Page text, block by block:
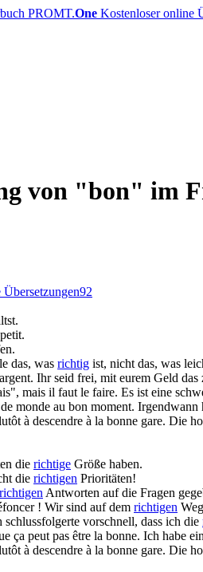
PROMT.One Kostenloser online
von "bon" im
Übersetzungen92
das, was richtig ist, nicht das, was
Ihr seid frei, mit eurem Geld das
mais il faut le faire. Es ist eine
monde au bon moment. Irgendwann
à descendre à la bonne gare. Die
die richtige Größe haben.
die richtigen Prioritäten!
richtigen Antworten auf die Fragen
! Wir sind auf dem richtigen
schlussfolgerte vorschnell, dass ich die
ça peut pas être la bonne. Ich habe
à descendre à la bonne gare. Die